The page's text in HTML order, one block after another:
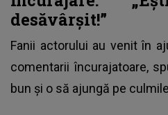
desăvârșit!”
Fanii actorului au venit în
comentarii încurajatoare,
bun și o să ajungă pe